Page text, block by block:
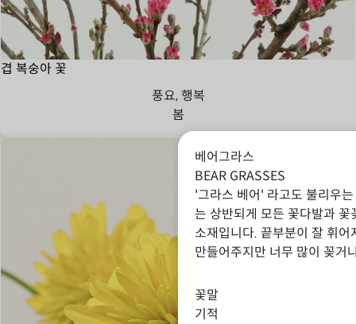
겹 복숭아 꽃
풍요, 행복
봄
베어그라스
BEAR GRASSES
'그라스 베어' 라고도 불리우
는 상반되게 모든 꽃다발과
소재입니다. 끝부분이 잘 휘
만들어주지만 너무 많이 꽂거
것이 좋아요.
꽃말
기적